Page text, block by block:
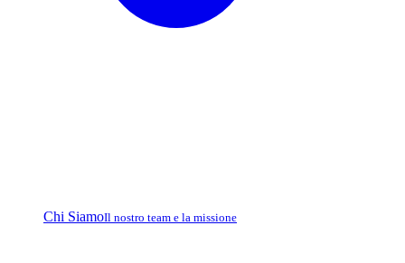
Chi SiamoIl nostro team e la missione